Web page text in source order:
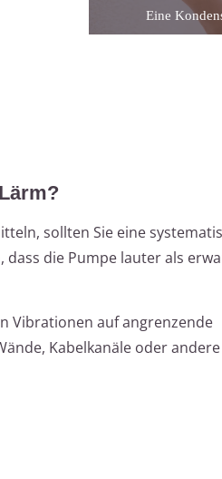
Eine
sollten Sie eine
die Pumpe lauter als
Vibrationen auf angrenzende
Kabelkanäle oder andere